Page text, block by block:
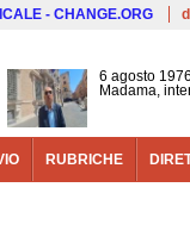
- CHANGE.ORG
6 agosto
Madama,
RUBRICHE